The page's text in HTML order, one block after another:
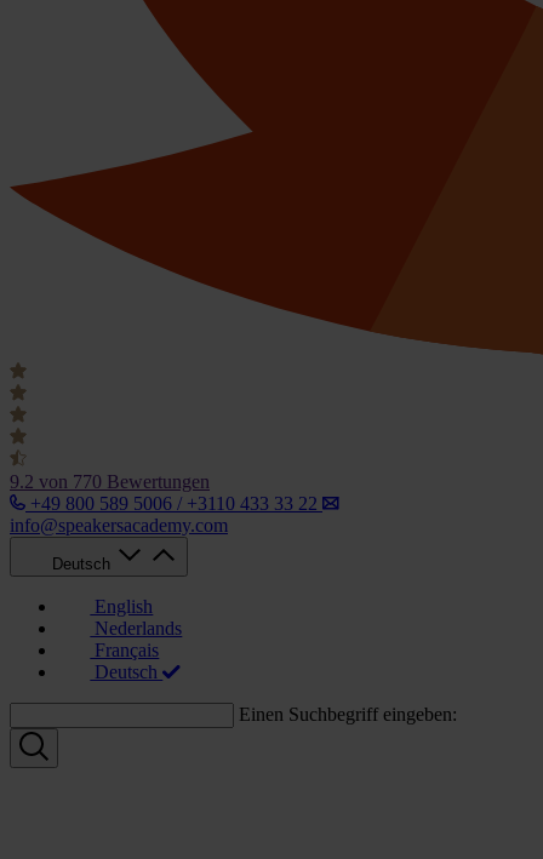
9.2 von 770 Bewertungen
+49 800 589 5006 / +3110 433 33 22
info@speakersacademy.com
Deutsch
English
Nederlands
Français
Deutsch
Einen Suchbegriff eingeben: